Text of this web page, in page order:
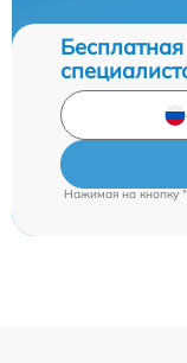
Нажимая на кнопку